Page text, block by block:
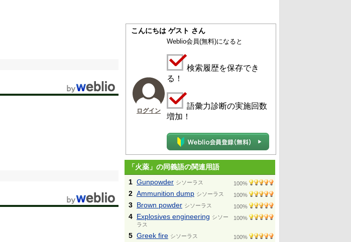
こんにちは ゲスト さん
ログイン
Weblio会員(無料)になると
検索履歴を保存でき
る！
語彙力診断の実施回数
増加！
「火薬」の同義語の関連用語
1 Gunpowder シソーラス 100%
2 Ammunition dump シソーラス 100%
3 Brown powder シソーラス 100%
4 Explosives engineering シソー
ラス
100%
5 Greek fire シソーラス 100%